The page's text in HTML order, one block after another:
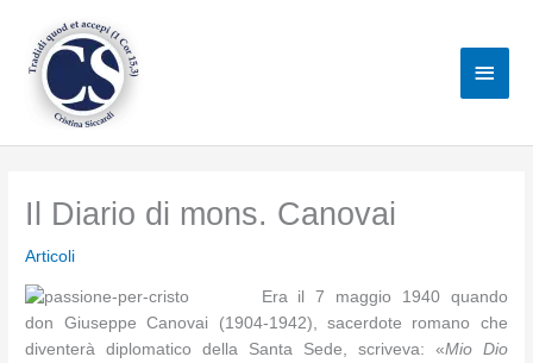
contenuto
Il Diario di mons. Canovai
Articoli
Era il 7 maggio 1940 quando
don Giuseppe Canovai (1904-1942), sacerdote romano che
diventerà diplomatico della Santa Sede, scriveva: «Mio Dio